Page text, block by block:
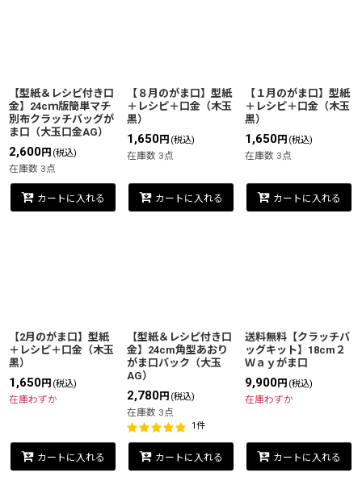
【型紙＆レシピ付き口
金】24cｍ版簡単マチ
別布クラッチバッグが
ま口（大玉口金AG）
2,600円 (税込)
在庫数 3点
カートに入れる
【８月のがま口】型紙
＋レシピ＋口金（木玉
黒）
1,650円 (税込)
在庫数 3点
カートに入れる
【１月のがま口】型紙
＋レシピ＋口金（木玉
黒）
1,650円 (税込)
在庫数 3点
カートに入れる
【2月のがま口】型紙
＋レシピ＋口金（木玉
黒）
1,650円 (税込)
在庫わずか
カートに入れる
【型紙＆レシピ付き口
金】24cm角型あおり
がま口バック（大玉
AG）
2,780円 (税込)
在庫数 3点
1件
カートに入れる
送料無料【クラッチバ
ッグキット】18cm２
Ｗａｙがま口
9,900円 (税込)
在庫わずか
カートに入れる